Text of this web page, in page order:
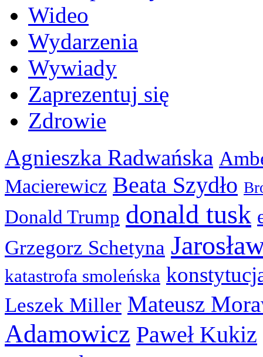
Wideo
Wydarzenia
Wywiady
Zaprezentuj się
Zdrowie
Agnieszka Radwańska
Macierewicz Beata Szydło
Donald Trump donald tusk
Grzegorz Schetyna
katastrofa smoleńska
Leszek Miller Mateusz
Adamowicz Paweł Kukiz